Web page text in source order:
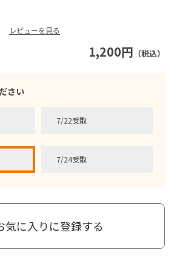
1,200円 （税込）
さい
7/22受取
7/24受取
レビューを見る
気に入りに登録する